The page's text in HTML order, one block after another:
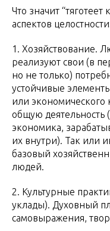
Что значит
аспектов
1. Хозяйствование.
реализуют свои (в
но не только)
устойчивые
или экономического
общую
экономика,
их внутри). Так или
базовый
людей.
2. Культурные
уклады). Духовный
самовыражения,